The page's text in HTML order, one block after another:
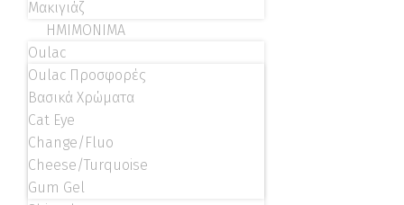
Μακιγιάζ
ΗΜΙΜΟΝΙΜΑ
Oulac
Oulac Προσφορές
Βασικά Χρώματα
Cat Eye
Change/Fluo
Cheese/Turquoise
Gum Gel